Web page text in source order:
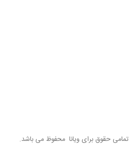
تمامی حقوق برای ویانا محفوظ می باشد.